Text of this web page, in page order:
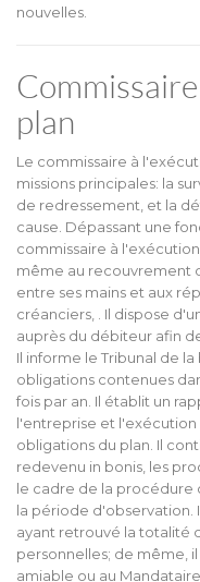
nouvelles.
plan
Le commissaire à
missions principales: la
de redressement, et la
cause. Dépassant une
commissaire à
même au recouvrement
entre ses mains et aux
créanciers, . Il dispose
auprès du débiteur afin
Il informe le Tribunal de
obligations contenues
fois par an. Il établit un
l'entreprise et
obligations du plan. Il
redevenu in bonis, les
le cadre de la procédure
la période d'observation.
ayant retrouvé la totalité
personnelles; de même,
amiable ou au